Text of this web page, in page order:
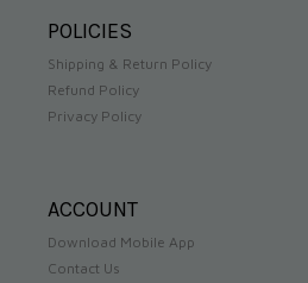
POLICIES
Shipping & Return Policy
Refund Policy
Privacy Policy
ACCOUNT
Download Mobile App
Contact Us